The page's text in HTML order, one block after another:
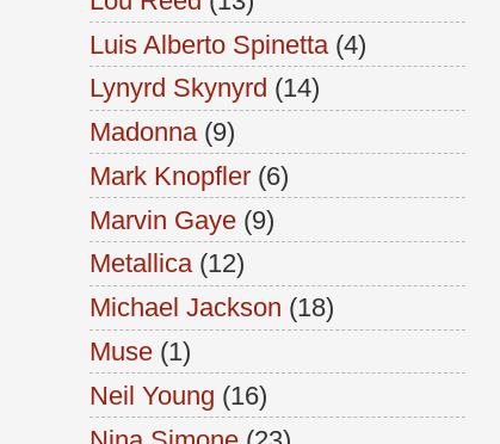
Luis Alberto Spinetta (4)
Lynyrd Skynyrd (14)
Madonna (9)
Mark Knopfler (6)
Marvin Gaye (9)
Metallica (12)
Michael Jackson (18)
Muse (1)
Neil Young (16)